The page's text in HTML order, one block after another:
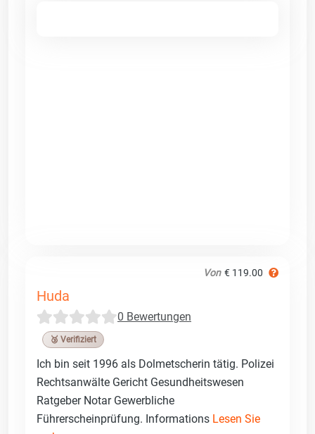
Von € 119.00
Huda
0 Bewertungen
🥉 Verifiziert
Ich bin seit 1996 als Dolmetscherin tätig. Polizei
Rechtsanwälte Gericht Gesundheitswesen
Ratgeber Notar Gewerbliche
Führerscheinprüfung. Informations Lesen Sie